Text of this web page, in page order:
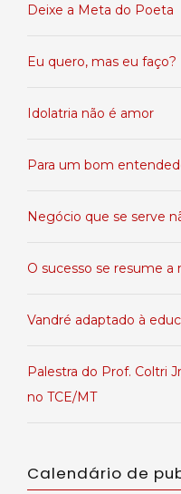
Deixe a Meta do Poeta
Eu quero, mas eu faço?
Idolatria não é amor
Para um bom
Negócio que se serve
O sucesso se resume a
Vandré adaptado à
Palestra do Prof. Coltri
no TCE/MT
Calendário de